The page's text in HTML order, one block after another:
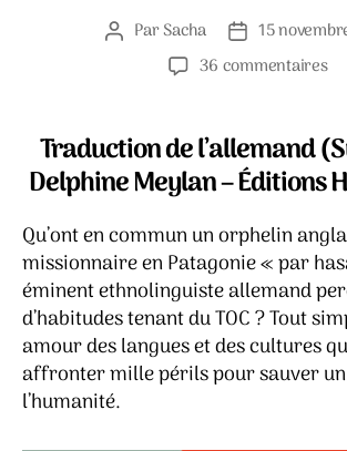
Auteur
ParSacha
Date
de
l’article
15
36 commentairessur
–
Traduction de l’allemand
Delphine Meylan – Éditions
Qu’ont en commun un orphelin
missionnaire en Patagonie « par
éminent ethnolinguiste allemand
d’habitudes tenant du TOC ? Tout
amour des langues et des cultures
affronter mille périls pour sauver
l’humanité.